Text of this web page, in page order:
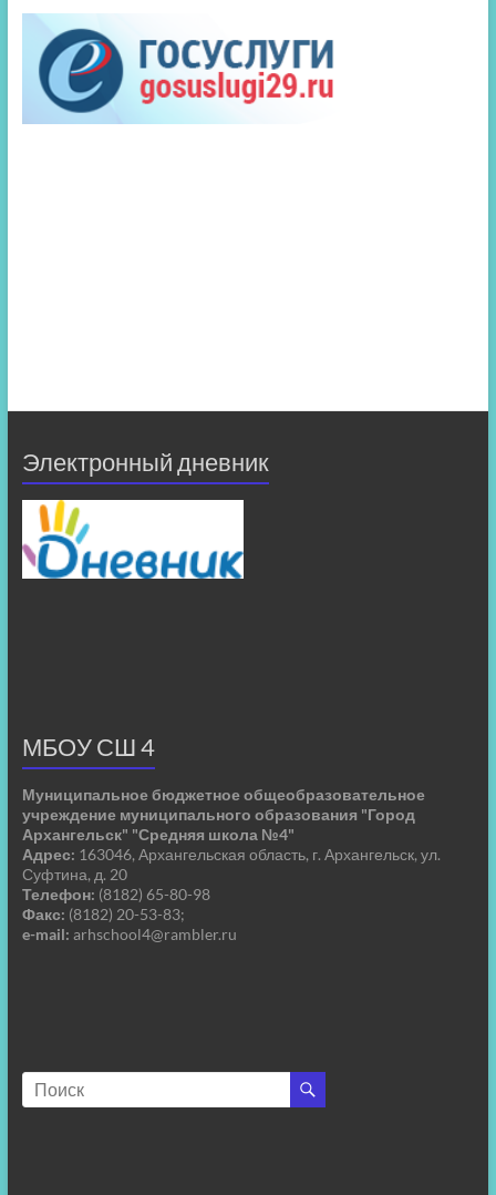
Электронный дневник
МБОУ СШ 4
Муниципальное бюджетное общеобразовательное
учреждение муниципального образования "Город
Архангельск" "Средняя школа №4"
Адрес: 163046, Архангельская область, г. Архангельск, ул.
Суфтина, д. 20
Телефон: (8182) 65-80-98
Факс: (8182) 20-53-83;
e-mail: arhschool4@rambler.ru